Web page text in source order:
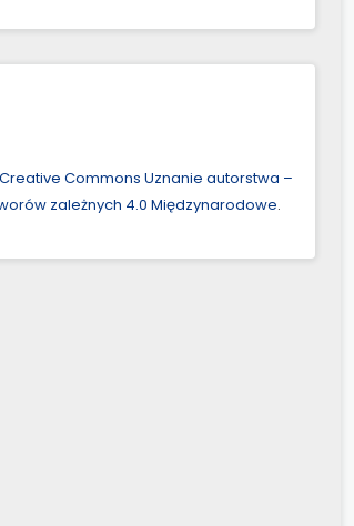
Creative Commons Uznanie autorstwa –
zależnych 4.0 Międzynarodowe.